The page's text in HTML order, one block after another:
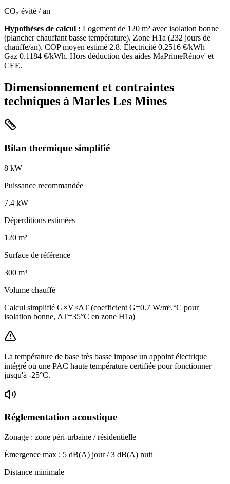
CO₂ évité / an
Hypothèses de calcul : Logement de 120 m² avec isolation bonne
(plancher chauffant basse température). Zone H1a (232 jours de
chauffe/an). COP moyen estimé 2.8. Électricité 0.2516 €/kWh —
Gaz 0.1184 €/kWh. Hors déduction des aides MaPrimeRénov' et
CEE.
Dimensionnement et contraintes
techniques à Marles Les Mines
Bilan thermique simplifié
8 kW
Puissance recommandée
7.4 kW
Déperditions estimées
120 m²
Surface de référence
300 m³
Volume chauffé
Calcul simplifié G×V×ΔT (coefficient G=0.7 W/m³.°C pour
isolation bonne, ΔT=35°C en zone H1a)
La température de base très basse impose un appoint électrique
intégré ou une PAC haute température certifiée pour fonctionner
jusqu'à -25°C.
Réglementation acoustique
Zonage : zone péri-urbaine / résidentielle
Émergence max : 5 dB(A) jour /3 dB(A) nuit
Distance minimale